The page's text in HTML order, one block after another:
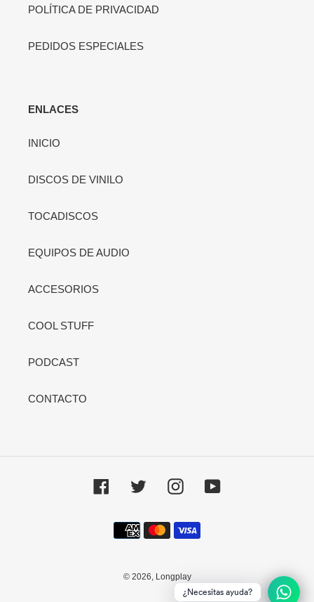
POLÍTICA DE PRIVACIDAD
PEDIDOS ESPECIALES
ENLACES
INICIO
DISCOS DE VINILO
TOCADISCOS
EQUIPOS DE AUDIO
ACCESORIOS
COOL STUFF
PODCAST
CONTACTO
Facebook Twitter InstagramYouTube
Métodos
de
© 2026, Longplay
¿Necesitas ayuda?